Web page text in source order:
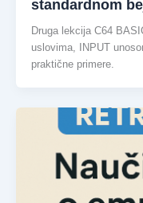
standardnom
Druga lekcija C64
uslovima, INPUT
praktične primere.